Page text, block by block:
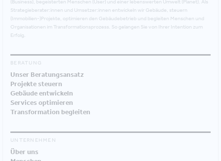
(Business), begeisterten Menschen (User) und einer lebenswerten Umwelt (Planet). Als
Strategieberater:innen und Umsetzer:innen entwickeln wir Gebäude, steuern
(Immobilien-)Projekte, optimieren den Gebäudebetrieb und begleiten Menschen und
Organisationen im Transformationsprozess. So gelangen Sie von Ihrer Intention zum
Erfolg.
BERATUNG
Unser Beratungsansatz
Projekte steuern
Gebäude entwickeln
Services optimieren
Transformation begleiten
UNTERNEHMEN
Über uns